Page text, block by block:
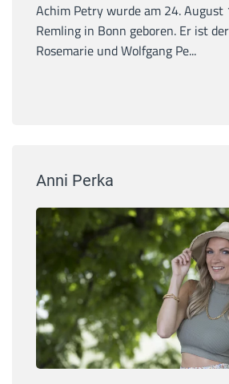
Achim Petry wurde am 24. August
Remling in Bonn geboren. Er ist
Rosemarie und Wolfgang Pe...
Anni Perka